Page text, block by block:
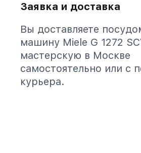
Заявка и доставка
Вы доставляете
машину Miele G 1272
мастерскую в Москве
самостоятельно или с
курьера.